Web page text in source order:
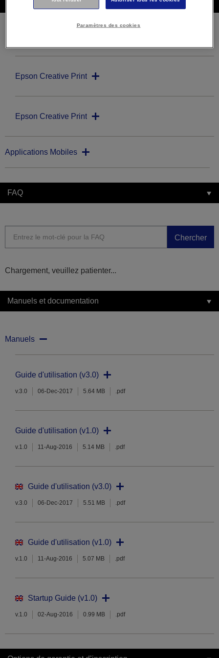
Téléchargements
Epson Creative Print
Epson Creative Print
Applications Mobiles
FAQ
Chercher
Chargement, veuillez patienter...
Manuels et documentation
Manuels
Guide d'utilisation (v3.0)
v.3.0 06-Dec-2017 5.64 MB .pdf
Guide d'utilisation (v1.0)
v.1.0 11-Aug-2016 5.14 MB .pdf
Guide d'utilisation (v3.0)
v.3.0 06-Dec-2017 5.51 MB .pdf
Guide d'utilisation (v1.0)
v.1.0 11-Aug-2016 5.07 MB .pdf
Startup Guide (v1.0)
v.1.0 02-Aug-2016 0.99 MB .pdf
Paramètres des cookies